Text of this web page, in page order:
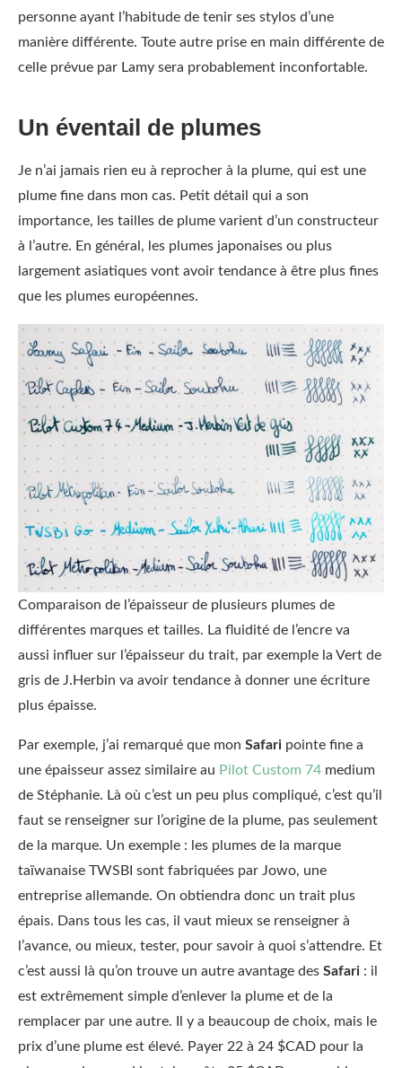
personne ayant l’habitude de tenir ses stylos d’une
manière différente. Toute autre prise en main différente de
celle prévue par Lamy sera probablement inconfortable.
Un éventail de plumes
Je n’ai jamais rien eu à reprocher à la plume, qui est une
plume fine dans mon cas. Petit détail qui a son
importance, les tailles de plume varient d’un constructeur
à l’autre. En général, les plumes japonaises ou plus
largement asiatiques vont avoir tendance à être plus fines
que les plumes européennes.
Comparaison de l’épaisseur de plusieurs plumes de
différentes marques et tailles. La fluidité de l’encre va
aussi influer sur l’épaisseur du trait, par exemple la Vert de
gris de J.Herbin va avoir tendance à donner une écriture
plus épaisse.
Par exemple, j’ai remarqué que mon Safari pointe fine a
une épaisseur assez similaire au Pilot Custom 74 medium
de Stéphanie. Là où c’est un peu plus compliqué, c’est qu’il
faut se renseigner sur l’origine de la plume, pas seulement
de la marque. Un exemple : les plumes de la marque
taïwanaise TWSBI sont fabriquées par Jowo, une
entreprise allemande. On obtiendra donc un trait plus
épais. Dans tous les cas, il vaut mieux se renseigner à
l’avance, ou mieux, tester, pour savoir à quoi s’attendre. Et
c’est aussi là qu’on trouve un autre avantage des Safari : il
est extrêmement simple d’enlever la plume et de la
remplacer par une autre. Il y a beaucoup de choix, mais le
prix d’une plume est élevé. Payer 22 à 24 $CAD pour la